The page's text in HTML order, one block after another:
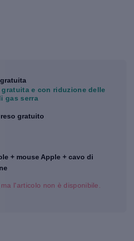
gratuita e con riduzione delle
gas serra
gratuito
+ mouse Apple + cavo di
l'articolo non è disponibile.